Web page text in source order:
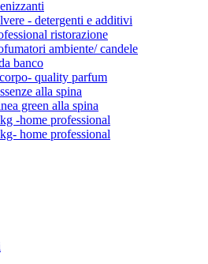
- detergenti e additivi
ristorazione
ambiente/ candele
banco
quality parfum
alla spina
green alla spina
-home professional
home professional